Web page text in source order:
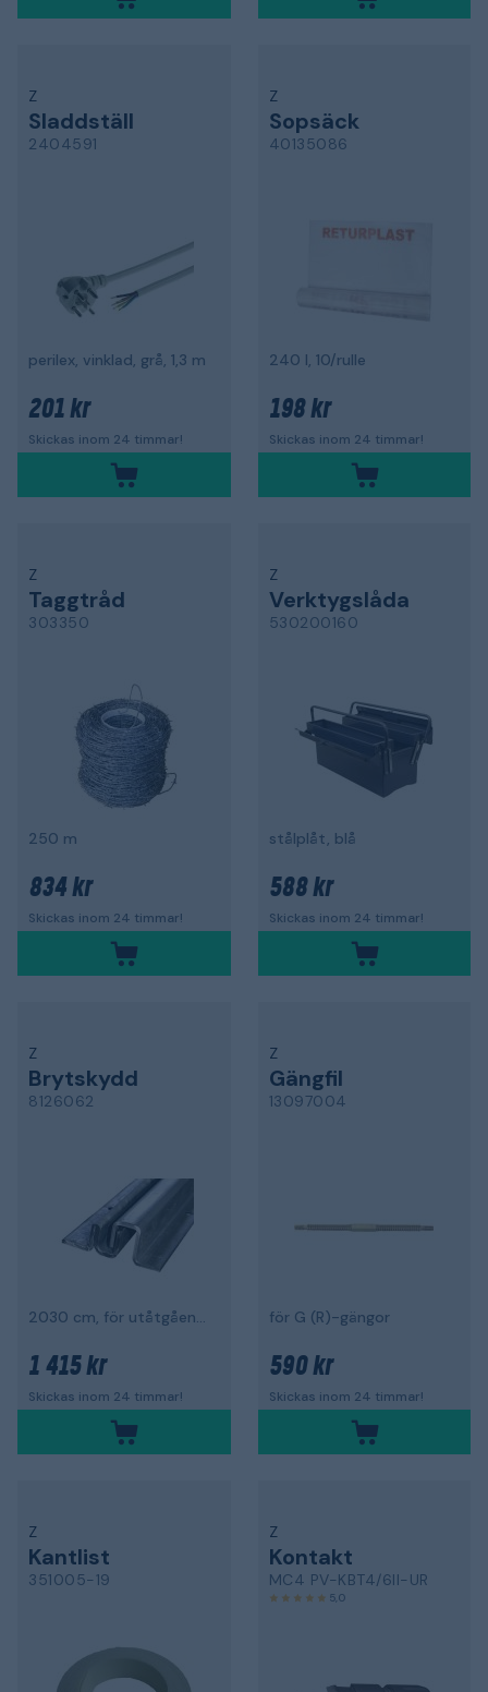
Z
Sladdställ
2404591
perilex, vinklad, grå, 1,3 m
201 kr
Skickas inom 24 timmar!
Z
Sopsäck
40135086
240 l, 10/rulle
198 kr
Skickas inom 24 timmar!
Z
Taggtråd
303350
250 m
834 kr
Skickas inom 24 timmar!
Z
Verktygslåda
530200160
stålplåt, blå
588 kr
Skickas inom 24 timmar!
Z
Brytskydd
8126062
2030 cm, för utåtgående dörr
1 415 kr
Skickas inom 24 timmar!
Z
Gängfil
13097004
för G (R)-gängor
590 kr
Skickas inom 24 timmar!
Z
Kantlist
351005-19
Z
Kontakt
MC4 PV-KBT4/6II-UR
5,0